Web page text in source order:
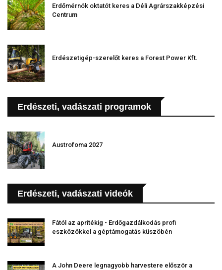
Erdőmérnök oktatót keres a Déli Agrárszakképzési
Centrum
Erdészetigép-szerelőt keres a Forest Power Kft.
Erdészeti, vadászati programok
Austrofoma 2027
Erdészeti, vadászati videók
Fától az aprítékig - Erdőgazdálkodás profi
eszközökkel a géptámogatás küszöbén
A John Deere legnagyobb harvestere először a